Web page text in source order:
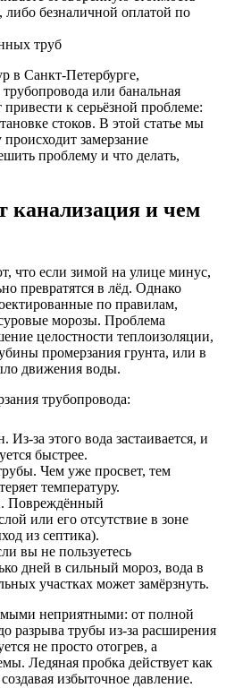
безналичной оплатой по
в Санкт-Петербурге,
трубопровода или банальная
к серьёзной проблеме:
стоков. В этой статье мы
замерзание
проблему и что делать,
канализация и чем
что если зимой на улице минус,
превратятся в лёд. Однако
по правилам,
морозы. Проблема
целостности теплоизоляции,
промерзания грунта, или в
движения воды.
трубопровода:
за этого вода застаивается, и
быстрее.
Чем уже просвет, тем
температуру.
Повреждённый
или его отсутствие в зоне
из септика).
вы не пользуетесь
дней в сильный мороз, вода в
участках может замёрзнуть.
неприятными: от полной
разрыва трубы из-за расширения
не просто отогрев, а
Ледяная пробка действует как
избыточное давление.